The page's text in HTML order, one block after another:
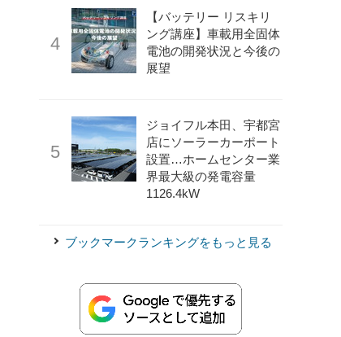
【バッテリー リスキリ
ング講座】車載用全固体
電池の開発状況と今後の
展望
ジョイフル本田、宇都宮
店にソーラーカーポート
設置…ホームセンター業
界最大級の発電容量
1126.4kW
ブックマークランキングをもっと見る